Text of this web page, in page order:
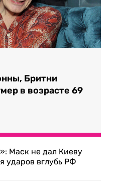
Бритни
в возрасте 69
Маск не дал Киеву
ударов вглубь РФ